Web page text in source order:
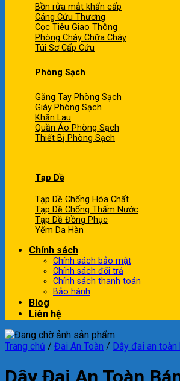
Bồn rửa mắt khẩn cấp
Cáng Cứu Thương
Cọc Tiêu Giao Thông
Phòng Cháy Chữa Cháy
Túi Sơ Cấp Cứu
Phòng Sạch
Găng Tay Phòng Sạch
Giày Phòng Sạch
Khăn Lau
Quần Áo Phòng Sạch
Thiết Bị Phòng Sạch
Tạp Dề
Tạp Dề Chống Hóa Chất
Tạp Dề Chống Thấm Nước
Tạp Dề Đồng Phục
Yếm Da Hàn
Chính sách
Chính sách bảo mật
Chính sách đổi trả
Chính sách thanh toán
Bảo hành
Blog
Liên hệ
Trang chủ / Đai An Toàn / Dây đai an toàn